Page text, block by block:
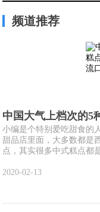
频道推荐
中国大气上档次的5
小编是个特别爱吃甜食的
甜品店里面，大多数都是
点，其实很多中式糕点都
2020-02-13